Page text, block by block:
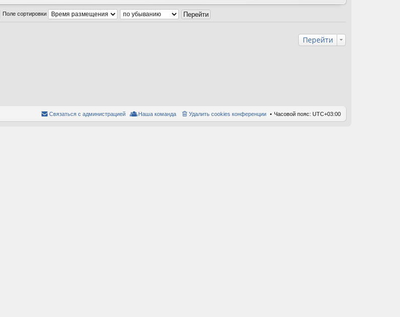
Поле сортировки
Перейти
Часовой пояс: UTC+03:00
Удалить cookies конференции
Наша команда
Связаться с администрацией